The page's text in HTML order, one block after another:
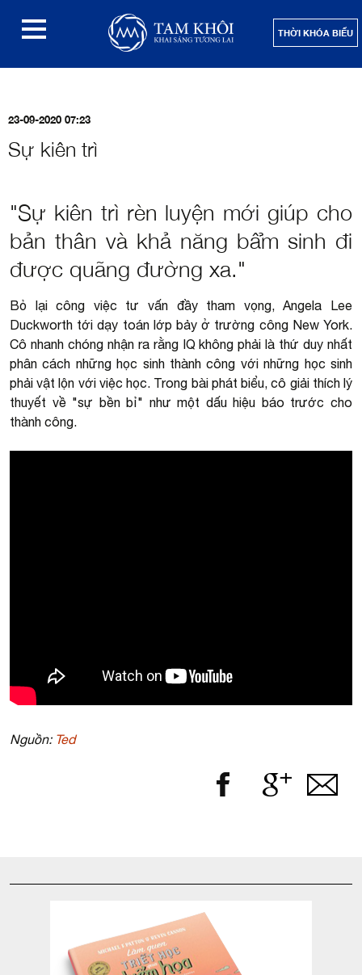
THỜI KHÓA BIỂU
23-09-2020 07:23
Sự kiên trì
"Sự kiên trì rèn luyện mới giúp cho
bản thân và khả năng bẩm sinh đi
được quãng đường xa."
Bỏ lại công việc tư vấn đầy tham vọng, Angela Lee
Duckworth tới dạy toán lớp bảy ở trường công New York.
Cô nhanh chóng nhận ra rằng IQ không phải là thứ duy nhất
phân cách những học sinh thành công với những học sinh
phải vật lộn với việc học. Trong bài phát biểu, cô giải thích lý
thuyết về "sự bền bỉ" như một dấu hiệu báo trước cho
thành công.
Nguồn: Ted